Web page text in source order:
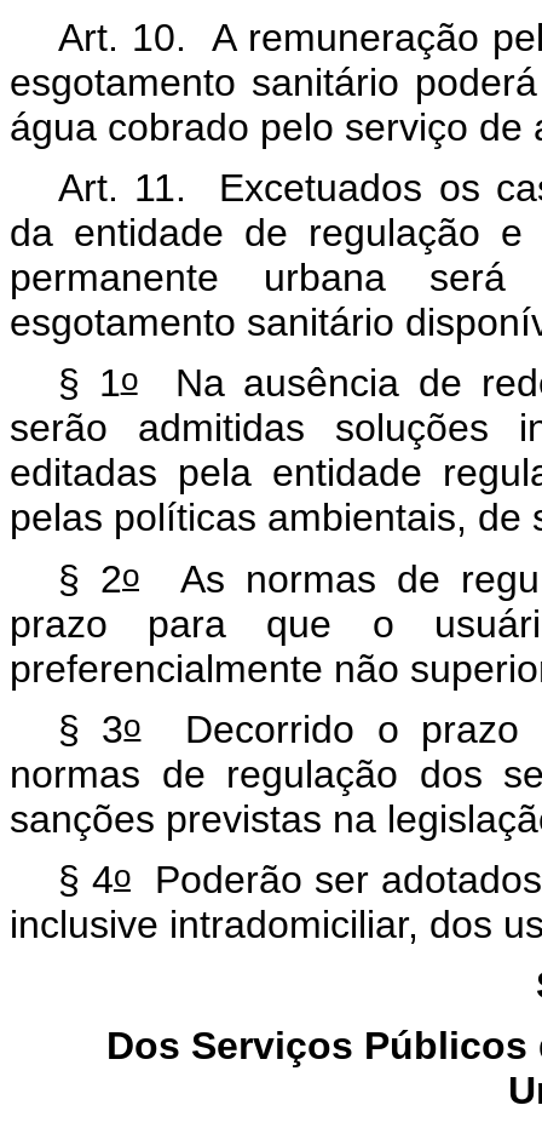
Art. 10. A remuneração
esgotamento sanitário
água cobrado pelo serviço
Art. 11. Excetuados os
da entidade de regulação
permanente urbana
esgotamento sanitário
§ 1oNa ausência de
serão admitidas soluções
editadas pela entidade
pelas políticas ambientais,
§ 2o As normas de
prazo para que o
preferencialmente não
§ 3oDecorrido o prazo
normas de regulação dos
sanções previstas na
§ 4oPoderão ser
inclusive intradomiciliar, dos
Dos Serviços